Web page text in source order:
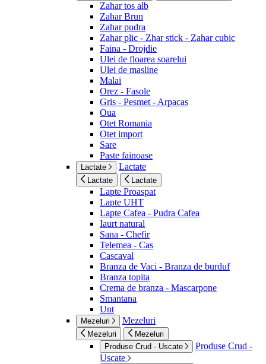
Zahar tos alb
Zahar Brun
Zahar pudra
Zahar plic - Zhar stick - Zahar cubic
Faina - Drojdie
Ulei de floarea soarelui
Ulei de masline
Malai
Orez - Fasole
Gris - Pesmet - Arpacas
Oua
Otet Romania
Otet import
Sare
Paste fainoase
Lactate Lactate
Lactate Lactate
Lapte Proaspat
Lapte UHT
Lapte Cafea - Pudra Cafea
Iaurt natural
Sana - Chefir
Telemea - Cas
Cascaval
Branza de Vaci - Branza de burduf
Branza topita
Crema de branza - Mascarpone
Smantana
Unt
Mezeluri Mezeluri
Mezeluri
Mezeluri
Produse Crud - Uscate
Produse Crud -
Uscate